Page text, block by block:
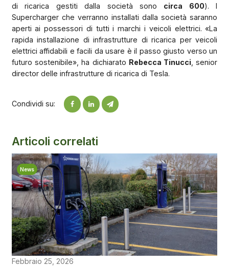
di ricarica gestiti dalla società sono circa 600). I
Supercharger che verranno installati dalla società saranno
aperti ai possessori di tutti i marchi i veicoli elettrici. «La
rapida installazione di infrastrutture di ricarica per veicoli
elettrici affidabili e facili da usare è il passo giusto verso un
futuro sostenibile», ha dichiarato Rebecca Tinucci , senior
director delle infrastrutture di ricarica di Tesla.
Condividi su:
Articoli correlati
News
Febbraio 25, 2026